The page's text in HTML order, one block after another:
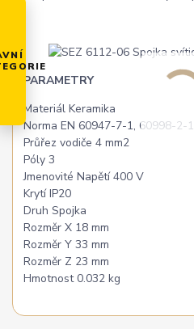
PARAMETRY
Materiál Keramika
Norma EN 60947-7-1, 60998-2-1
Průřez vodiče 4 mm2
Póly 3
Jmenovité Napětí 400 V
Krytí IP20
Druh Spojka
Rozměr X 18 mm
Rozměr Y 33 mm
Rozměr Z 23 mm
Hmotnost 0.032 kg